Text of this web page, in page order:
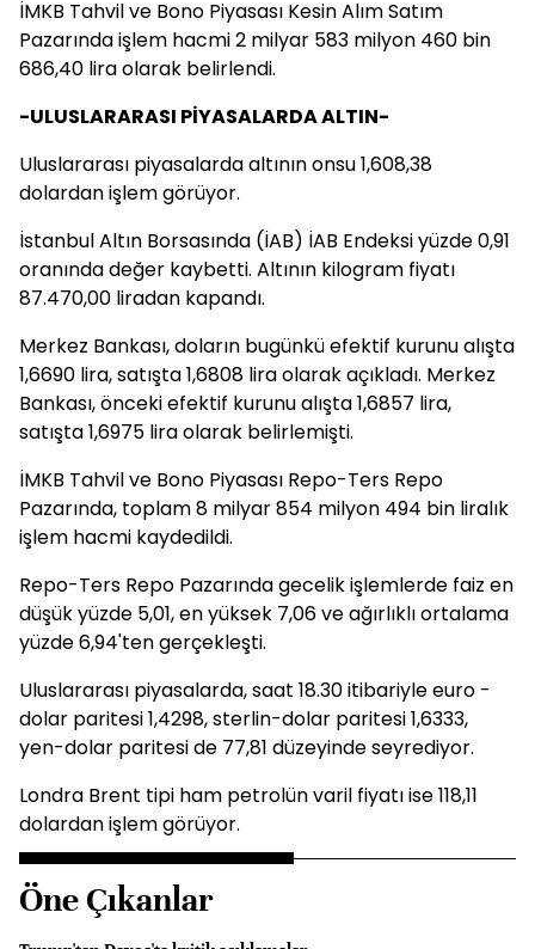
İMKB Tahvil ve Bono Piyasası Kesin Alım Satım
Pazarında işlem hacmi 2 milyar 583 milyon 460 bin
686,40 lira olarak belirlendi.
-ULUSLARARASI PİYASALARDA ALTIN-
Uluslararası piyasalarda altının onsu 1,608,38
dolardan işlem görüyor.
İstanbul Altın Borsasında (İAB) İAB Endeksi yüzde 0,91
oranında değer kaybetti. Altının kilogram fiyatı
87.470,00 liradan kapandı.
Merkez Bankası, doların bugünkü efektif kurunu alışta
1,6690 lira, satışta 1,6808 lira olarak açıkladı. Merkez
Bankası, önceki efektif kurunu alışta 1,6857 lira,
satışta 1,6975 lira olarak belirlemişti.
İMKB Tahvil ve Bono Piyasası Repo-Ters Repo
Pazarında, toplam 8 milyar 854 milyon 494 bin liralık
işlem hacmi kaydedildi.
Repo-Ters Repo Pazarında gecelik işlemlerde faiz en
düşük yüzde 5,01, en yüksek 7,06 ve ağırlıklı ortalama
yüzde 6,94'ten gerçekleşti.
Uluslararası piyasalarda, saat 18.30 itibariyle euro -
dolar paritesi 1,4298, sterlin-dolar paritesi 1,6333,
yen-dolar paritesi de 77,81 düzeyinde seyrediyor.
Londra Brent tipi ham petrolün varil fiyatı ise 118,11
dolardan işlem görüyor.
Öne Çıkanlar